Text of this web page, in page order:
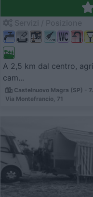
A 2,5 km dal centro,
cam...
Castelnuovo Magra (SP) -
Via Montefrancio, 71